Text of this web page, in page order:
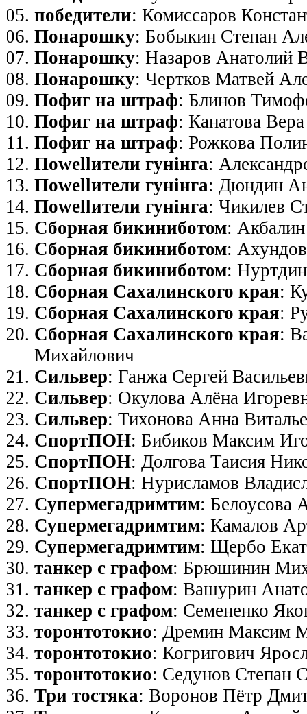
победители: Комиссаров
Понарошку: Бобыкин Степан
Понарошку: Назаров Анатолий
Понарошку: Чертков Матвей
Пофиг на штраф: Блинов
Пофиг на штраф: Канатова
Пофиг на штраф: Рожкова
Поwellители гунiнга:
Поwellители гунiнга: Дюндин
Поwellители гунiнга: Чикилев
Сборная бикиниботом:
Сборная бикиниботом:
Сборная бикиниботом:
Сборная Сахалинского края:
Сборная Сахалинского края:
Сборная Сахалинского края:
Михайлович
Сильвер: Ганжа Сергей
Сильвер: Окулова Алёна
Сильвер: Тихонова Анна
СпортПОН: Бибиков Максим
СпортПОН: Долгова Таисия
СпортПОН: Нурисламов
Супермегадримтим: Белоусова
Супермегадримтим: Камалов
Супермегадримтим: Щербо
танкер с графом: Брюшинин
танкер с графом: Вашурин
танкер с графом: Семененко
торонтотокио: Дремин Максим
торонтотокио: Когригович
торонтотокио: Седунов Степан
Три тостяка: Воронов Пётр